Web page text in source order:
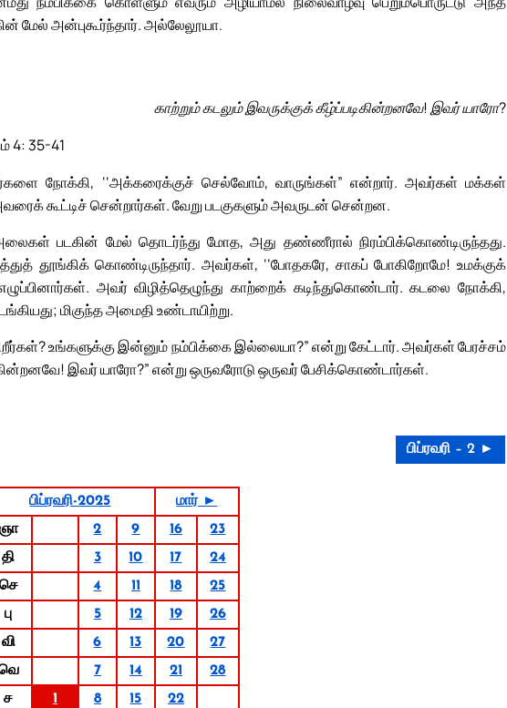
மேல் அன்புகூர்ந்தார். அல்லேலூயா.
காற்றும் கடலும் இவருக்குக் கீழ்ப்படிகின்றனவே! இவர் யாரோ?
4: 35-41
நோக்கி, ‘‘அக்கரைக்குச் செல்வோம், வாருங்கள்” என்றார். அவர்கள் மக்கள்
கூட்டிச் சென்றார்கள். வேறு படகுகளும் அவருடன் சென்றன.
அலைகள் படகின் மேல் தொடர்ந்து மோத, அது தண்ணீரால் நிரம்பிக்கொண்டிருந்தது.
தூங்கிக் கொண்டிருந்தார். அவர்கள், ‘‘போதகரே, சாகப் போகிறோமே! உமக்குக்
அவர் விழித்தெழுந்து காற்றைக் கடிந்துகொண்டார். கடலை நோக்கி,
மிகுந்த அமைதி உண்டாயிற்று.
உங்களுக்கு இன்னும் நம்பிக்கை இல்லையா?” என்று கேட்டார். அவர்கள் பேரச்சம்
இவர் யாரோ?” என்று ஒருவரோடு ஒருவர் பேசிக்கொண்டார்கள்.
பிப்ரவரி – 2 ►
பிப்ரவரி-2025
மார் ►
ஞா
2 9 16
23
தி
3 10 17
24
செ
4 11 18
25
பு
5 12 19
26
வி
6 13 20
27
7 14 21
28
ச
1 8 15
22